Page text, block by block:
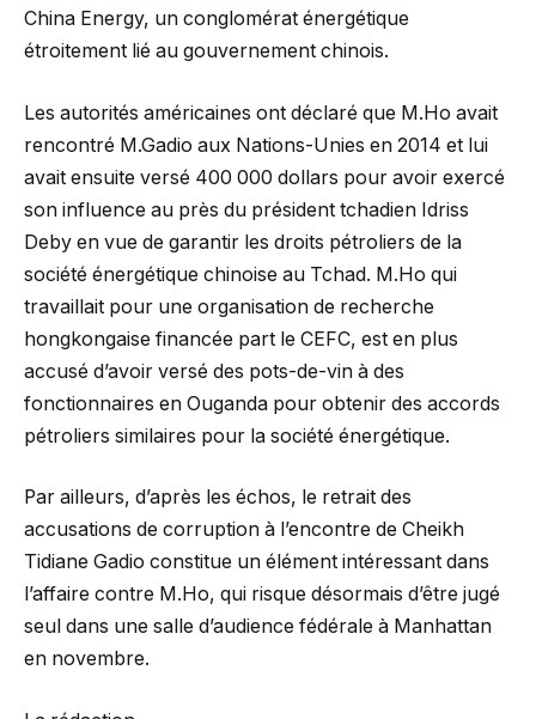
China Energy, un conglomérat énergétique
étroitement lié au gouvernement chinois.
Les autorités américaines ont déclaré que M.Ho avait
rencontré M.Gadio aux Nations-Unies en 2014 et lui
avait ensuite versé 400 000 dollars pour avoir exercé
son influence au près du président tchadien Idriss
Deby en vue de garantir les droits pétroliers de la
société énergétique chinoise au Tchad. M.Ho qui
travaillait pour une organisation de recherche
hongkongaise financée part le CEFC, est en plus
accusé d’avoir versé des pots-de-vin à des
fonctionnaires en Ouganda pour obtenir des accords
pétroliers similaires pour la société énergétique.
Par ailleurs, d’après les échos, le retrait des
accusations de corruption à l’encontre de Cheikh
Tidiane Gadio constitue un élément intéressant dans
l’affaire contre M.Ho, qui risque désormais d’être jugé
seul dans une salle d’audience fédérale à Manhattan
en novembre.